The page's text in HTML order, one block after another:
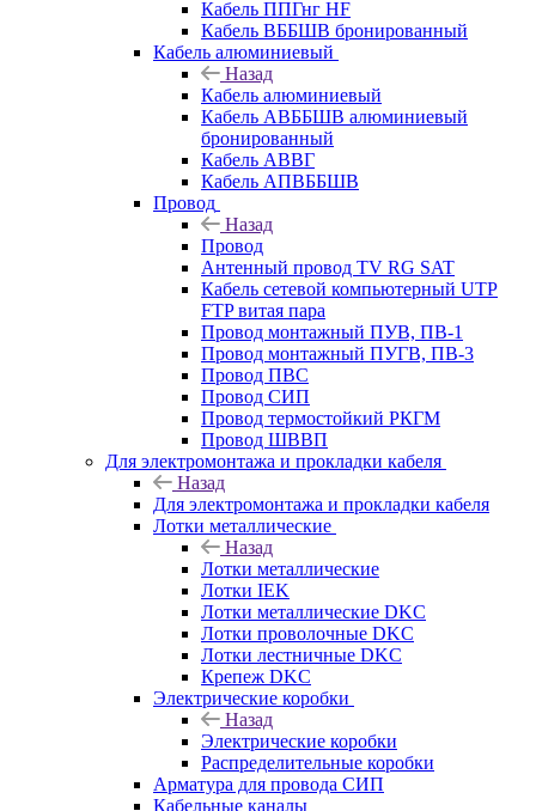
Кабель ППГнг HF
Кабель ВББШВ бронированный
Кабель алюминиевый
Назад
Кабель алюминиевый
Кабель АВББШВ алюминиевый
бронированный
Кабель АВВГ
Кабель АПВББШВ
Провод
Назад
Провод
Антенный провод TV RG SAT
Кабель сетевой компьютерный UTP
FTP витая пара
Провод монтажный ПУВ, ПВ-1
Провод монтажный ПУГВ, ПВ-3
Провод ПВС
Провод СИП
Провод термостойкий РКГМ
Провод ШВВП
Для электромонтажа и прокладки кабеля
Назад
Для электромонтажа и прокладки кабеля
Лотки металлические
Назад
Лотки металлические
Лотки IEK
Лотки металлические DKC
Лотки проволочные DKC
Лотки лестничные DKC
Крепеж DKC
Электрические коробки
Назад
Электрические коробки
Распределительные коробки
Арматура для провода СИП
Кабельные каналы